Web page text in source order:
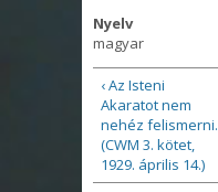
Nyelv
magyar
‹ Az Isteni
Akaratot nem
nehéz felismerni.
(CWM 3. kötet,
1929. április 14.)